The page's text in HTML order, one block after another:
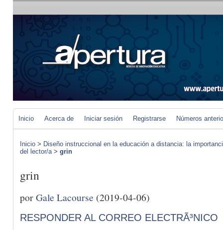
Inicio Acerca de Iniciar sesión Registrarse Números
Inicio > Diseño instruccional en la educación a distancia: la
del lector/a> grin
grin
porGale Lacourse (2019-04-06)
RESPONDER AL CORREO ELECTRÃ³NICO